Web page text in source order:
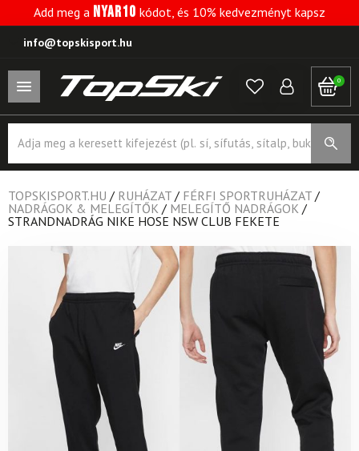
Add meg a NYAR10 kódot, és 10% kedvezményt kapsz
info@topskisport.hu
0
search
TOPSKISPORT.HU / RUHÁZAT / FÉRFI SPORTRUHÁZAT /
NADRÁGOK & MELEGÍTŐK / MELEGÍTŐ NADRÁGOK /
STRANDNADRÁG NIKE HOSE NSW CLUB FEKETE